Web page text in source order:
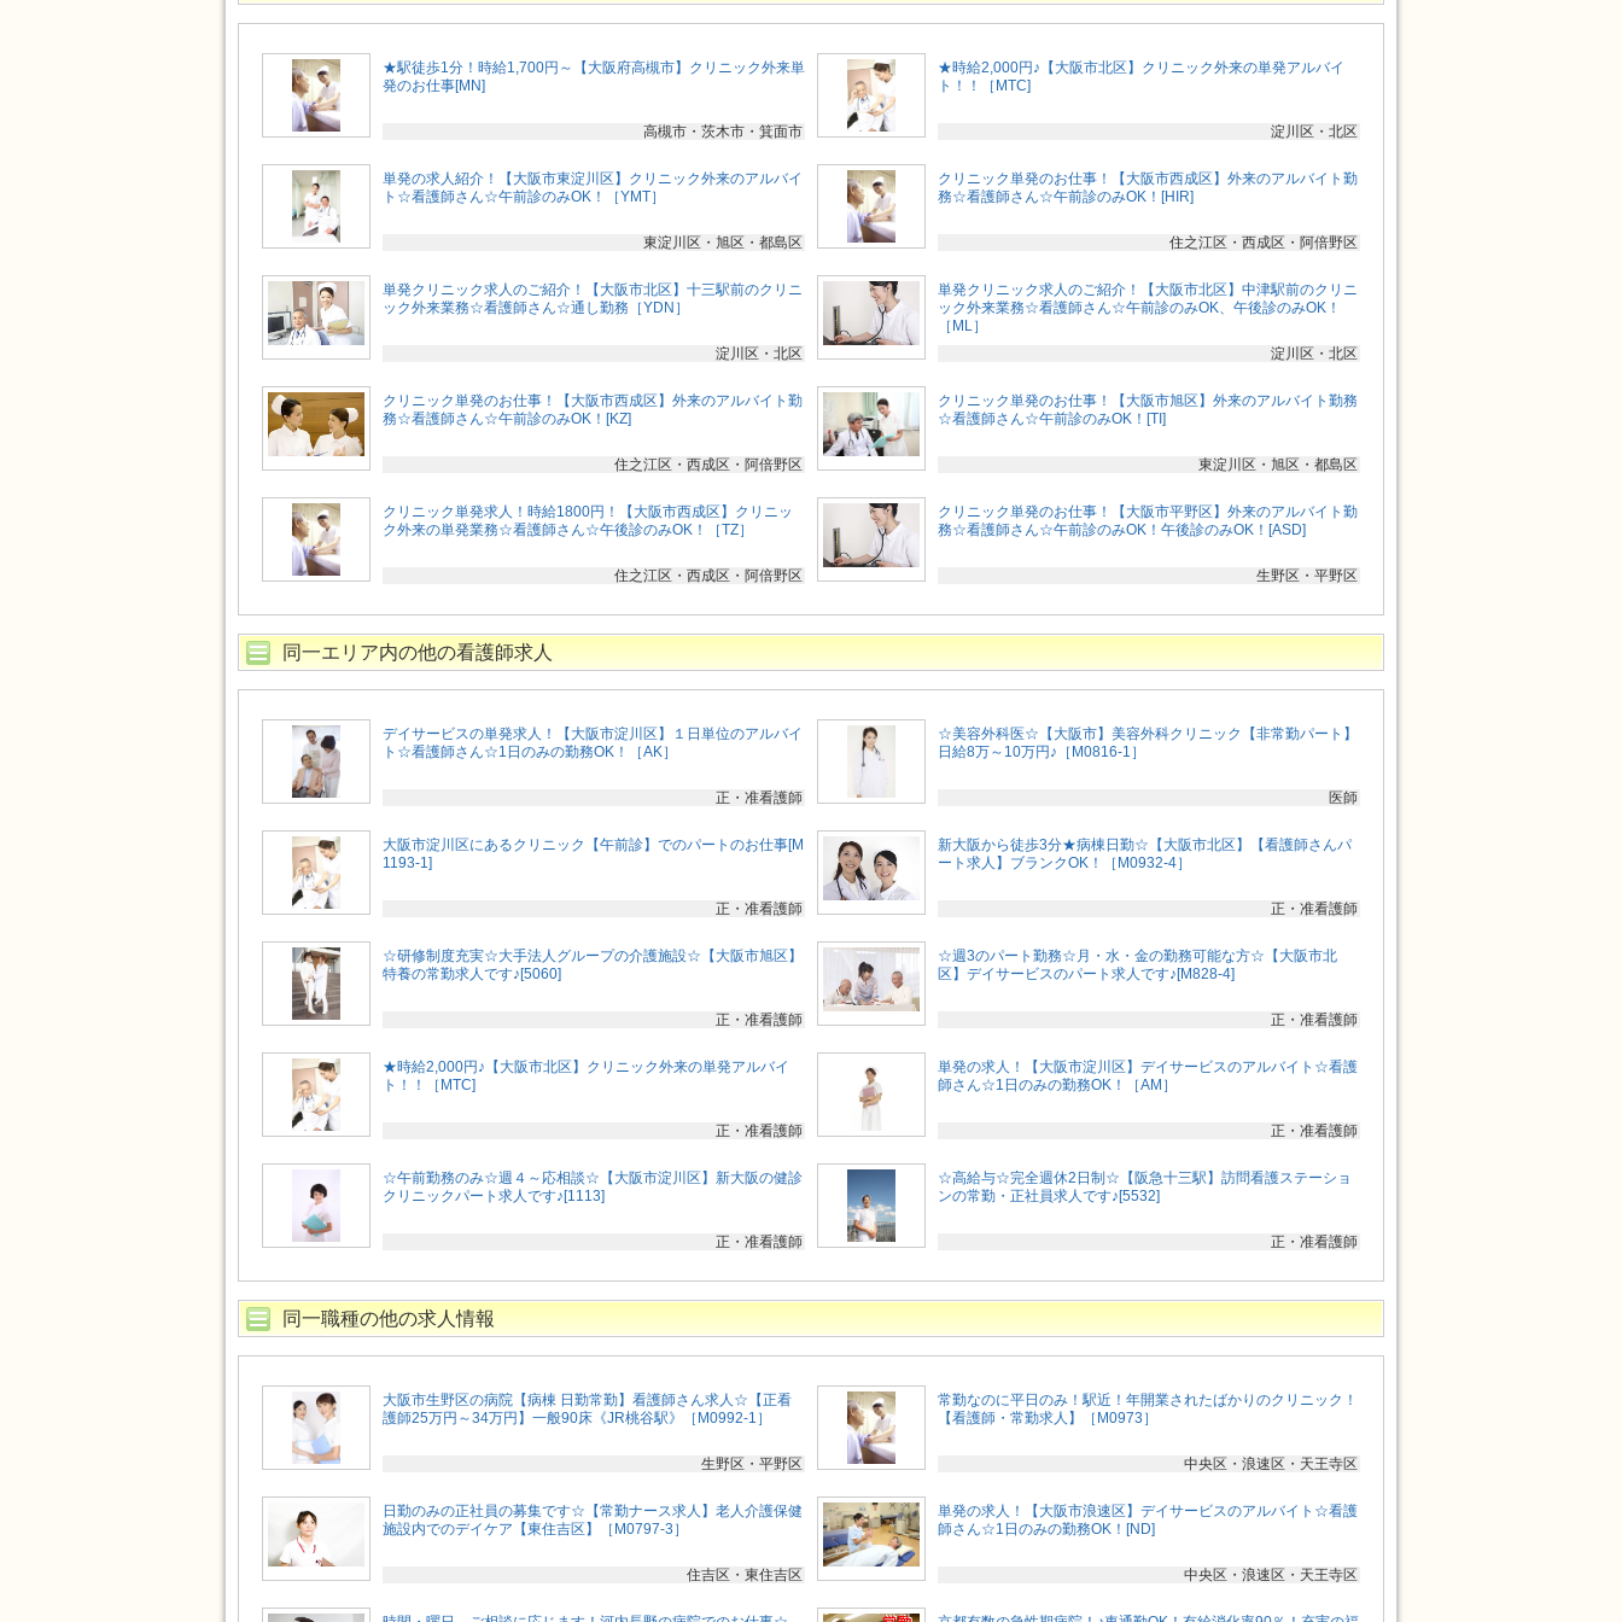
★駅徒歩1分！時給1,700円～【大阪府高槻市】クリニック外来単
発のお仕事[MN]
高槻市・茨木市・箕面市
★時給2,000円♪【大阪市北区】クリニック外来の単発アルバイ
ト！！［MTC]
淀川区・北区
単発の求人紹介！【大阪市東淀川区】クリニック外来のアルバイ
ト☆看護師さん☆午前診のみOK！［YMT］
東淀川区・旭区・都島区
クリニック単発のお仕事！【大阪市西成区】外来のアルバイト勤
務☆看護師さん☆午前診のみOK！[HIR]
住之江区・西成区・阿倍野区
単発クリニック求人のご紹介！【大阪市北区】十三駅前のクリニ
ック外来業務☆看護師さん☆通し勤務［YDN］
淀川区・北区
単発クリニック求人のご紹介！【大阪市北区】中津駅前のクリニ
ック外来業務☆看護師さん☆午前診のみOK、午後診のみOK！
［ML］
淀川区・北区
クリニック単発のお仕事！【大阪市西成区】外来のアルバイト勤
務☆看護師さん☆午前診のみOK！[KZ]
住之江区・西成区・阿倍野区
クリニック単発のお仕事！【大阪市旭区】外来のアルバイト勤務
☆看護師さん☆午前診のみOK！[TI]
東淀川区・旭区・都島区
クリニック単発求人！時給1800円！【大阪市西成区】クリニッ
ク外来の単発業務☆看護師さん☆午後診のみOK！［TZ］
住之江区・西成区・阿倍野区
クリニック単発のお仕事！【大阪市平野区】外来のアルバイト勤
務☆看護師さん☆午前診のみOK！午後診のみOK！[ASD]
生野区・平野区
同一エリア内の他の看護師求人
デイサービスの単発求人！【大阪市淀川区】１日単位のアルバイ
ト☆看護師さん☆1日のみの勤務OK！［AK］
正・准看護師
☆美容外科医☆【大阪市】美容外科クリニック【非常勤パート】
日給8万～10万円♪［M0816-1］
医師
大阪市淀川区にあるクリニック【午前診】でのパートのお仕事[M
1193-1]
正・准看護師
新大阪から徒歩3分★病棟日勤☆【大阪市北区】【看護師さんパ
ート求人】ブランクOK！［M0932-4］
正・准看護師
☆研修制度充実☆大手法人グループの介護施設☆【大阪市旭区】
特養の常勤求人です♪[5060]
正・准看護師
☆週3のパート勤務☆月・水・金の勤務可能な方☆【大阪市北
区】デイサービスのパート求人です♪[M828-4]
正・准看護師
★時給2,000円♪【大阪市北区】クリニック外来の単発アルバイ
ト！！［MTC]
正・准看護師
単発の求人！【大阪市淀川区】デイサービスのアルバイト☆看護
師さん☆1日のみの勤務OK！［AM］
正・准看護師
☆午前勤務のみ☆週４～応相談☆【大阪市淀川区】新大阪の健診
クリニックパート求人です♪[1113]
正・准看護師
☆高給与☆完全週休2日制☆【阪急十三駅】訪問看護ステーショ
ンの常勤・正社員求人です♪[5532]
正・准看護師
同一職種の他の求人情報
大阪市生野区の病院【病棟 日勤常勤】看護師さん求人☆【正看
護師25万円～34万円】一般90床《JR桃谷駅》［M0992-1］
生野区・平野区
常勤なのに平日のみ！駅近！年開業されたばかりのクリニック！
【看護師・常勤求人】［M0973］
中央区・浪速区・天王寺区
日勤のみの正社員の募集です☆【常勤ナース求人】老人介護保健
施設内でのデイケア【東住吉区】［M0797-3］
住吉区・東住吉区
単発の求人！【大阪市浪速区】デイサービスのアルバイト☆看護
師さん☆1日のみの勤務OK！[ND]
中央区・浪速区・天王寺区